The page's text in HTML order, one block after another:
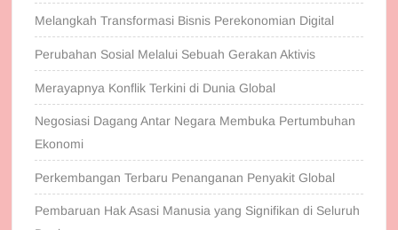
Melangkah Transformasi Bisnis Perekonomian Digital
Perubahan Sosial Melalui Sebuah Gerakan Aktivis
Merayapnya Konflik Terkini di Dunia Global
Negosiasi Dagang Antar Negara Membuka Pertumbuhan
Ekonomi
Perkembangan Terbaru Penanganan Penyakit Global
Pembaruan Hak Asasi Manusia yang Signifikan di Seluruh